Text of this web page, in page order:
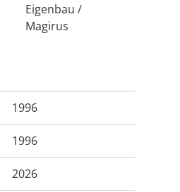
Eigenbau /
Magirus
1996
1996
2026